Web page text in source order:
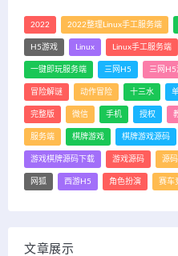
2022 2022整理Linux手工服务端
H5游戏 Linux Linux手工服务端
一键即玩服务端 三网H5 三网H5
冒险解谜 动作冒险 十三水
完整版 微信 手机 授权
服务端 棋牌游戏 棋牌游戏源码
游戏棋牌源码下载 游戏源码 源码
网狐 西游H5 角色扮演 赛车
文章展示